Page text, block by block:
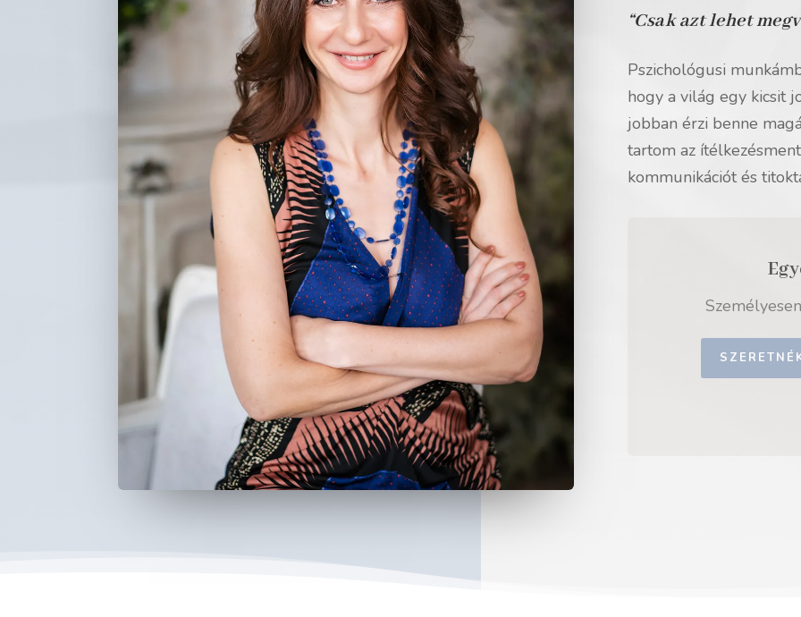
“Csak azt lehet
Pszichológusi
hogy a világ egy kicsit
jobban érzi benne
tartom az
kommunikációt és
Anya-
Pszichológiai